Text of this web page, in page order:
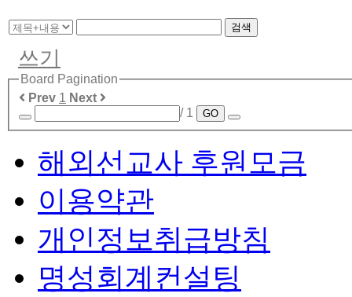
검색
쓰기
Board Pagination
Prev 1 Next
/ 1
GO
해외선교사 후원모금
이용약관
개인정보취급방침
명성회계컨설팅